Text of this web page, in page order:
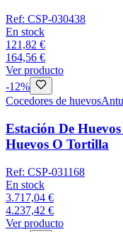
Ref: CSP-030438
En stock
121,82 €
164,56 €
Ver producto
-12%
Cocedores de huevos
Estación De
Huevos O Tortilla
Ref: CSP-031168
En stock
3.717,04 €
4.237,42 €
Ver producto